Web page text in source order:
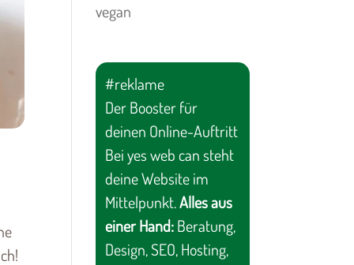
vegan
#reklame
Der Booster für
deinen Online-Auftritt
Bei yes web can steht
deine Website im
Mittelpunkt.Alles aus
einer Hand:Beratung,
Design, SEO, Hosting,